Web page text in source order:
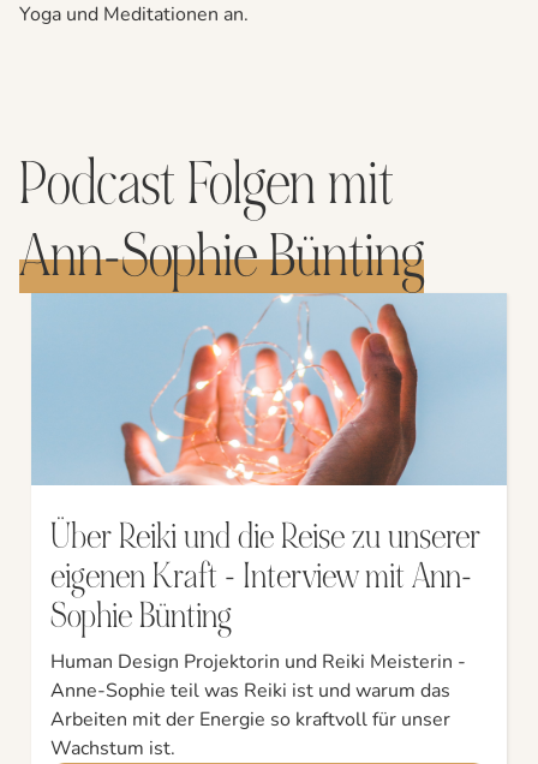
Yoga und Meditationen an.
Podcast Folgen mit
Ann-Sophie Bünting
Über Reiki und die Reise zu unserer
eigenen Kraft - Interview mit Ann-
Sophie Bünting
Human Design Projektorin und Reiki Meisterin -
Anne-Sophie teil was Reiki ist und warum das
Arbeiten mit der Energie so kraftvoll für unser
Wachstum ist.